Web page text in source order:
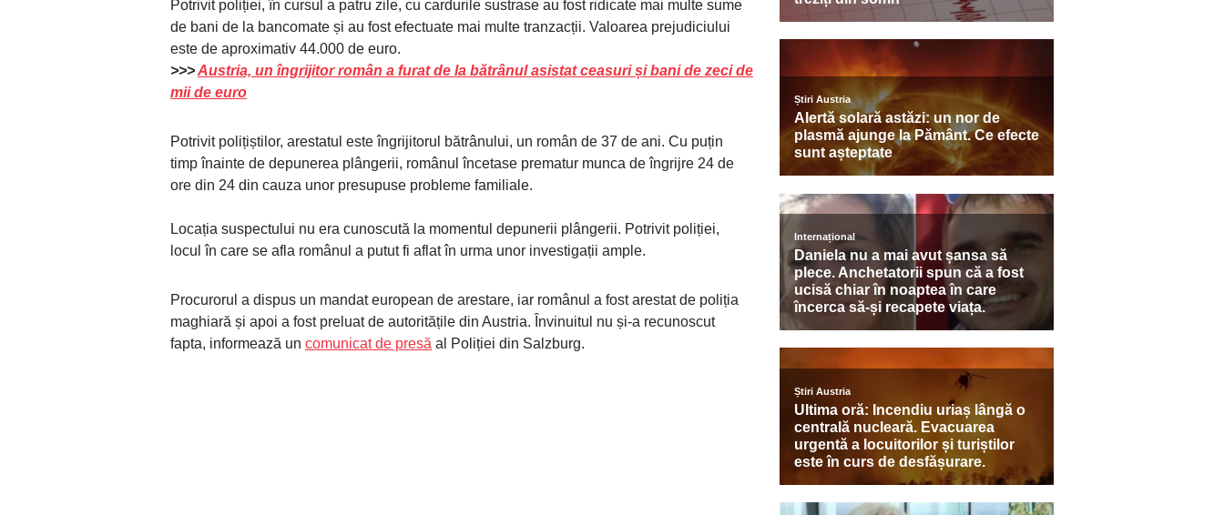
Potrivit poliției, în cursul a patru zile, cu cardurile sustrase au fost ridicate mai multe sume
de bani de la bancomate și au fost efectuate mai multe tranzacții. Valoarea prejudiciului
este de aproximativ 44.000 de euro.
>>>Austria, un îngrijitor român a furat de la bătrânul asistat ceasuri și bani de zeci de
mii de euro
Potrivit polițiștilor, arestatul este îngrijitorul bătrânului, un român de 37 de ani. Cu puțin
timp înainte de depunerea plângerii, românul încetase prematur munca de îngrijre 24 de
ore din 24 din cauza unor presupuse probleme familiale.
Locația suspectului nu era cunoscută la momentul depunerii plângerii. Potrivit poliției,
locul în care se afla românul a putut fi aflat în urma unor investigații ample.
Procurorul a dispus un mandat european de arestare, iar românul a fost arestat de poliția
maghiară și apoi a fost preluat de autoritățile din Austria. Învinuitul nu și-a recunoscut
fapta, informează un comunicat de presă al Poliției din Salzburg.